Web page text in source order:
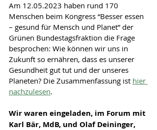
Am 12.05.2023 haben rund 170
Menschen beim Kongress “Besser essen
– gesund für Mensch und Planet” der
Grünen Bundestagsfraktion die Frage
besprochen: Wie können wir uns in
Zukunft so ernähren, dass es unserer
Gesundheit gut tut und der unseres
Planeten? Die Zusammenfassung ist hier
nachzulesen.
Wir waren eingeladen, im Forum mit
Karl Bär, MdB, und Olaf Deininger,